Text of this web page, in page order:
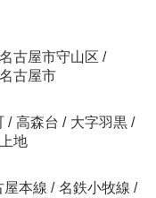
名古屋市守山区 /
古屋市
/ 高森台 / 大字羽黒 /
上地
屋本線 / 名鉄小牧線 /